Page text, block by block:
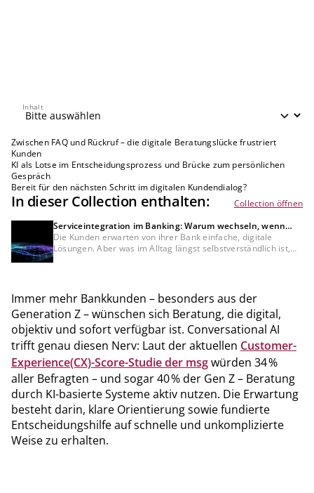
Inhalt
Inhalt
Zwischen FAQ und Rückruf – die digitale Beratungslücke frustriert
Kunden
KI als Lotse im Entscheidungsprozess und Brücke zum persönlichen
Gespräch
Bereit für den nächsten Schritt im digitalen Kundendialog?
In dieser Collection enthalten:
Collection öffnen
Serviceintegration im Banking: Warum wechseln, wenn
alles aus einer Hand geht?
Die Kunden erwarten von ihrer Bank einfache, digitale
Lösungen. Aber was im Alltag längst selbstverständlich ist,
Servicewege. Die Folge sind Frustration und eine wachsende
Wechselbereitschaft der Kunden. Die Banken verlieren den
Anschluss beim Komfortversprechen. Wie Banken mit
Plattformlösungen im Alltag ihrer Kunden relevant bleiben
können, zeigt der folgende Beitrag.
Immer mehr Bankkunden – besonders aus der
Generation Z – wünschen sich Beratung, die digital,
objektiv und sofort verfügbar ist. Conversational AI
trifft genau diesen Nerv: Laut der aktuellen Customer-
Experience(CX)-Score-Studie der msgwürden 34 %
aller Befragten – und sogar 40 % der Gen Z – Beratung
durch KI-basierte Systeme aktiv nutzen. Die Erwartung
besteht darin, klare Orientierung sowie fundierte
Entscheidungshilfe auf schnelle und unkomplizierte
Weise zu erhalten.